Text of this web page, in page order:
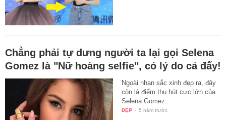
Chẳng phải tự dưng người ta lại gọi Selena
Gomez là "Nữ hoàng selfie", có lý do cả đấy!
Ngoài nhan sắc xinh đẹp ra, đây
còn là điểm thu hút cực lớn của
Selena Gomez.
ĐẸP - 5 năm trước